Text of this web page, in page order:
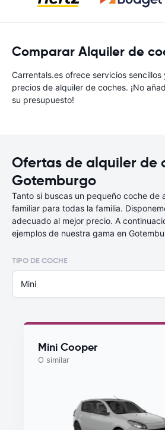
Comparar Alquiler de
Carrentals.es ofrece servicios
precios de alquiler de coches. ¡No
su presupuesto!
Ofertas de alquiler de
Gotemburgo
Tanto si buscas un pequeño coche de
familiar para todas la familia.
adecuado al mejor precio. A
ejemplos de nuestra gama en
TIPO DE COCHE
Mini
Mini Cooper
O similar